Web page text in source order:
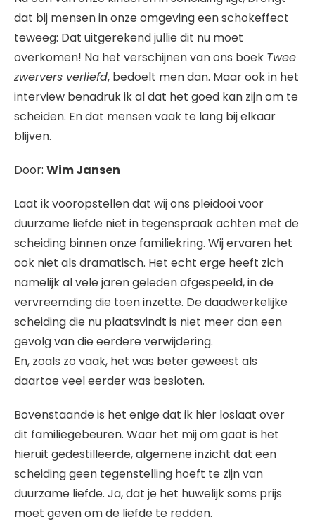
dat bij mensen in onze omgeving een schokeffect
teweeg: Dat uitgerekend jullie dit nu moet
overkomen! Na het verschijnen van ons boek Twee
zwervers verliefd, bedoelt men dan. Maar ook in het
interview benadruk ik al dat het goed kan zijn om te
scheiden. En dat mensen vaak te lang bij elkaar
blijven.
Door: Wim Jansen
Laat ik vooropstellen dat wij ons pleidooi voor
duurzame liefde niet in tegenspraak achten met de
scheiding binnen onze familiekring. Wij ervaren het
ook niet als dramatisch. Het echt erge heeft zich
namelijk al vele jaren geleden afgespeeld, in de
vervreemding die toen inzette. De daadwerkelijke
scheiding die nu plaatsvindt is niet meer dan een
gevolg van die eerdere verwijdering.
En, zoals zo vaak, het was beter geweest als
daartoe veel eerder was besloten.
Bovenstaande is het enige dat ik hier loslaat over
dit familiegebeuren. Waar het mij om gaat is het
hieruit gedestilleerde, algemene inzicht dat een
scheiding geen tegenstelling hoeft te zijn van
duurzame liefde. Ja, dat je het huwelijk soms prijs
moet geven om de liefde te redden.